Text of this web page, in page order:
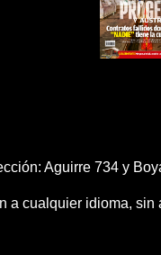
Aguirre 734 y
a cualquier idioma,